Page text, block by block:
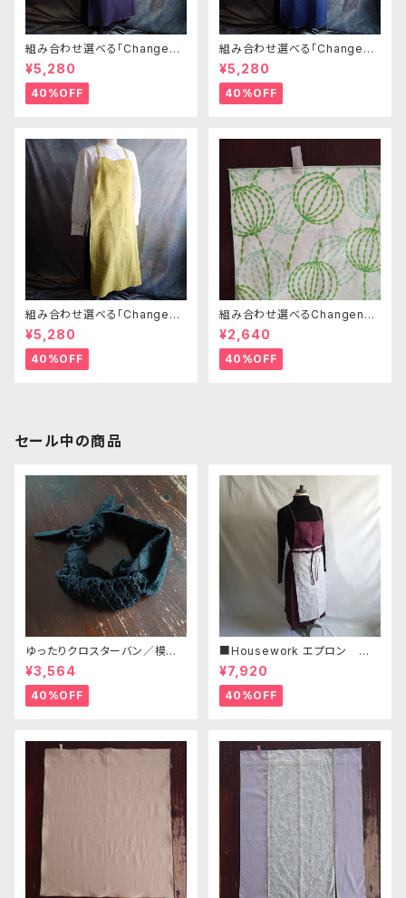
組み合わせ選べる「Changena
bleエプロン」本体パープルグレ
ー×ベージュ※前部分合わせて1
つのエプロンになります
¥5,280
40%OFF
組み合わせ選べる「Changena
bleエプロン」本体コンイロ×ス
モーキーグリーン※前部分合わ
せて1つのエプロンになります
¥5,280
40%OFF
組み合わせ選べる「Changena
bleエプロン」本体カナリアイエ
ロー※前部分合わせて1つのエ
プロンになります
¥5,280
40%OFF
組み合わせ選べるChangenab
leエプロン ※前部分のみ エ
ンゼルフィッシュグリーン×パス
テルグリーン （※本体部分は
別売りです）
¥2,640
40%OFF
セール中の商品
ゆったりクロスターバン／模様
編みブラックB・ドット柄ブラック
¥3,564
40%OFF
■Housework エプロン ／リ
ネン・コットンリネン ボルドー・
ライトグレー刺繍
¥7,920
40%OFF